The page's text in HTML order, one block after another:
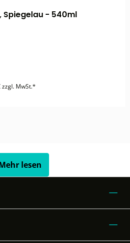
Spiegelau - 540ml
zzgl. MwSt.*
lesen